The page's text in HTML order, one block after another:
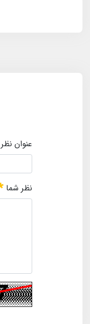
عنوان نظر
نظر شما